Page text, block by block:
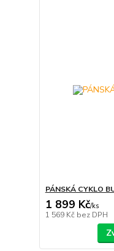
PÁNSKÁ CYKLO
1 899 Kč/ks
1 569 Kč bez DPH